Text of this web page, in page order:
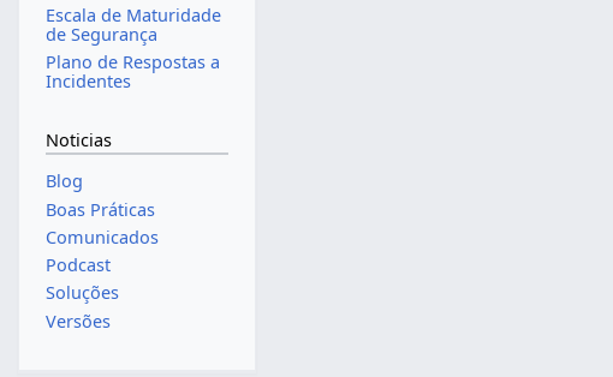
Escala de Maturidade
de Segurança
Plano de Respostas a
Incidentes
Noticias
Blog
Boas Práticas
Comunicados
Podcast
Soluções
Versões